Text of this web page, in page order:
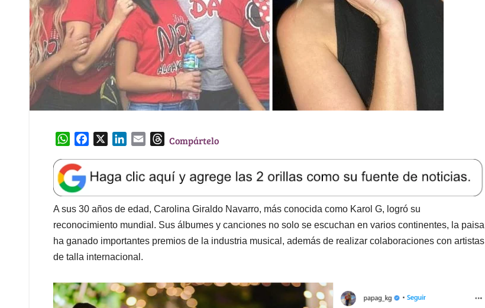
W
a
t
s
A
p
p
e
b
o
o
k
k
e
d
I
n
l
T
e
a
d
s
Compártelo
A sus 30 años de edad, Carolina Giraldo Navarro, más conocida como Karol G, logró su
reconocimiento mundial. Sus álbumes y canciones no solo se escuchan en varios continentes, la paisa
ha ganado importantes premios de la industria musical, además de realizar colaboraciones con artistas
de talla internacional.